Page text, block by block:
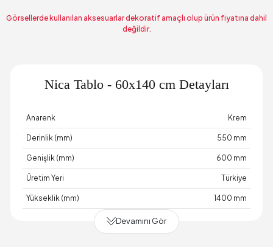
Görsellerde kullanılan aksesuarlar dekoratif amaçlı olup ürün fiyatına dahil
değildir.
Nica Tablo - 60x140 cm Detayları
Anarenk Krem
Derinlik (mm) 550 mm
Genişlik (mm) 600 mm
Üretim Yeri Türkiye
Yükseklik (mm) 1400 mm
Devamını Gör